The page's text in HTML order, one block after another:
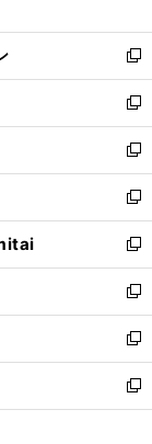
開
く
ウ
で
開
く
ン
ド
ウ
で
開
く
ウ
ィ
ン
ド
ウ
で
開
く
新
し
い
ウ
ィ
ン
ド
ウ
で
開
く
新
し
い
ウ
ィ
ン
ド
ウ
で
開
く
新
し
い
ウ
ィ
ン
ド
ウ
で
開
く
新
し
い
ウ
ィ
ン
ド
ウ
で
開
新
し
い
ウ
ィ
ン
ド
ウ
新
し
い
ウ
ィ
ン
新
し
い
ウ
新
し